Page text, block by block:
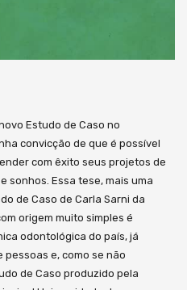
Estudo de Caso no
convicção de que é possível
com êxito seus projetos de
sonhos. Essa tese, mais uma
de Caso de Carla Sarni da
origem muito simples é
odontológica do país, já
pessoas e, como se não
de Caso produzido pela